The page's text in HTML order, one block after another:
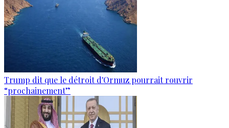
Trump dit que le détroit d'Ormuz pourrait rouvrir
“prochainement”